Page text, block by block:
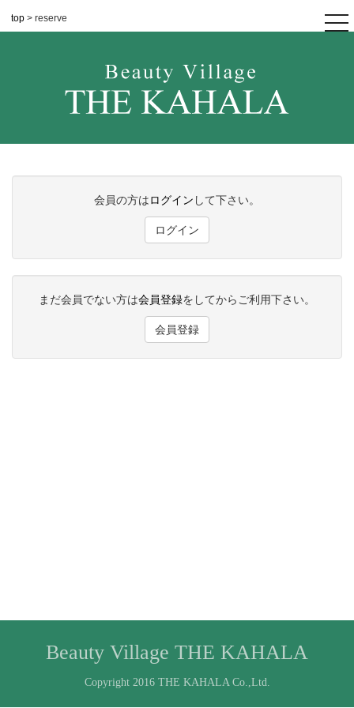
top > reserve
会員の方はログイン して下さい。
ログイン
まだ会員でない方は会員登録をしてからご利用下さい。
会員登録
Beauty Village THE KAHALA
Copyright 2016 THE KAHALA Co.,Ltd.